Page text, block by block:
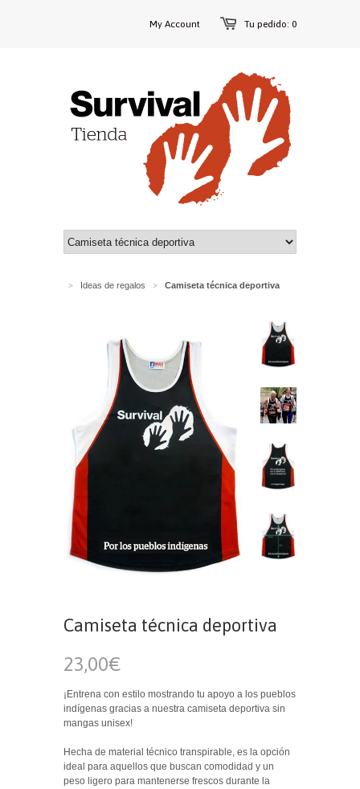
Tu pedido: 0
My Account
> Ideas de regalos > Camiseta técnica deportiva
Camiseta técnica deportiva
23,00€
¡Entrena con estilo mostrando tu apoyo a los pueblos
indígenas gracias a nuestra camiseta deportiva sin
mangas unisex!
Hecha de material técnico transpirable, es la opción
ideal para aquellos que buscan comodidad y un
peso ligero para mantenerse frescos durante la